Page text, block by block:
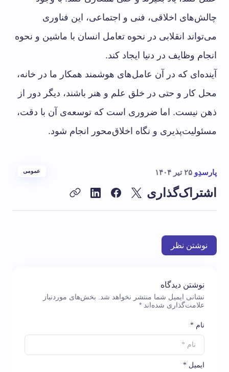
چالش‌های اخلاقی، فنی و اجتماعی، این فناوری
می‌تواند انقلابی در نحوه تعامل انسان با ماشین و نحوه
انجام وظایف در دنیا ایجاد کند.
آینده‌ای که در آن عامل‌های هوشمند همکار ما در خانه،
محل کار و حتی در خلق علم و هنر باشند، دیگر دور از
ذهن نیست. اما ضروری است که توسعه‌ی آن با دقت،
مسئولیت‌پذیری و نگاه اخلاق‌محور انجام شود.
پارسدِو ۲۵ تیر ۱۴۰۴ عمومی
اشتراک‌گذاری
نوشتن نظر
نوشتن دیدگاه
نشانی ایمیل شما منتشر نخواهد شد.
بخش‌های موردنیاز
علامت‌گذاری شده‌اند *
نام *
ایمیل *